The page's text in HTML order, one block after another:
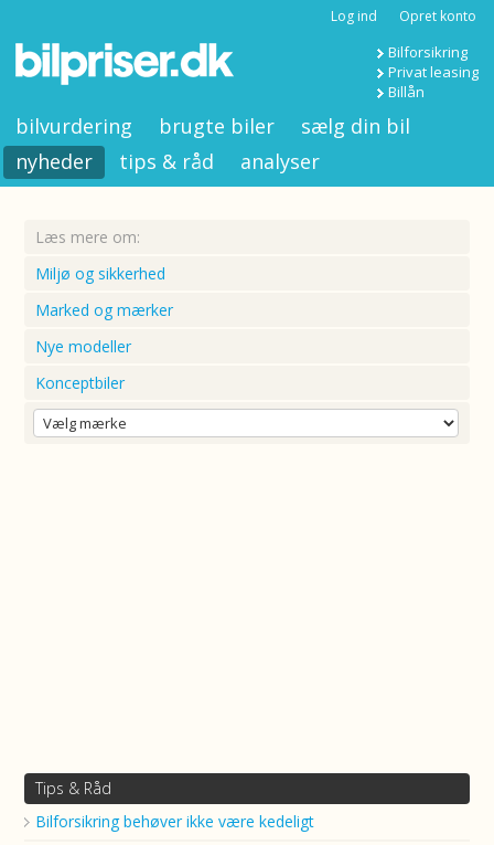
Log ind Opret konto
Bilforsikring
Privat leasing
Billån
bilvurdering brugte biler
sælg din bil
nyheder
tips & råd analyser
Læs mere om:
Miljø og sikkerhed
Marked og mærker
Nye modeller
Konceptbiler
Tips & Råd
Bilforsikring behøver ikke være kedeligt